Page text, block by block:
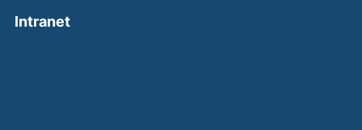
Intranet(external link, opens in a new window)